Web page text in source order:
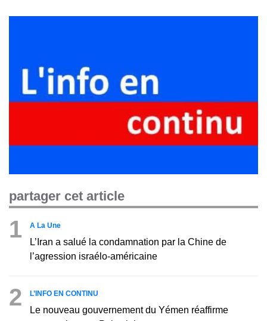
partager cet article
1 A La Une
L’Iran a salué la condamnation par la Chine de
l’agression israélo-américaine
2 L’INFO EN CONTINU
Le nouveau gouvernement du Yémen réaffirme